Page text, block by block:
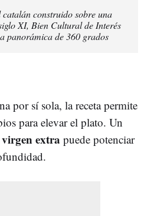
construido sobre una
XI, Bien Cultural de Interés
panorámica de 360 grados
por sí sola, la receta permite
para elevar el plato. Un
extra puede potenciar